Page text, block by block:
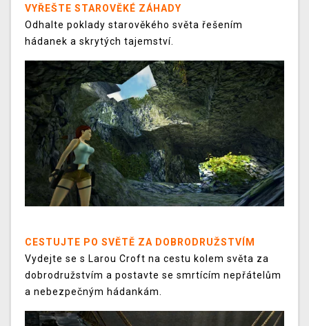
VYŘEŠTE STAROVĚKÉ ZÁHADY
Odhalte poklady starověkého světa řešením
hádanek a skrytých tajemství.
CESTUJTE PO SVĚTĚ ZA DOBRODRUŽSTVÍM
Vydejte se s Larou Croft na cestu kolem světa za
dobrodružstvím a postavte se smrtícím nepřátelům
a nebezpečným hádankám.